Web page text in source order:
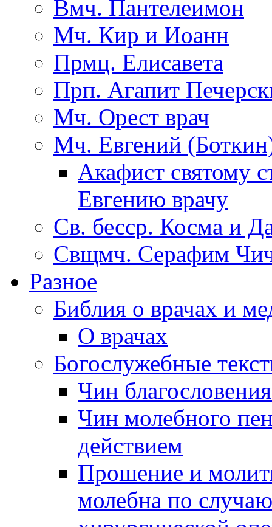
Вмч. Пантелеимон
Мч. Кир и Иоанн
Прмц. Елисавета
Прп. Агапит
Мч. Орест врач
Мч. Евгений
Акафист святому
Евгению врачу
Св. бесср. Косма и
Свщмч. Серафим
Разное
Библия о врачах и
О врачах
Богослужебные
Чин
Чин молебного
действием
Прошение и
молебна по